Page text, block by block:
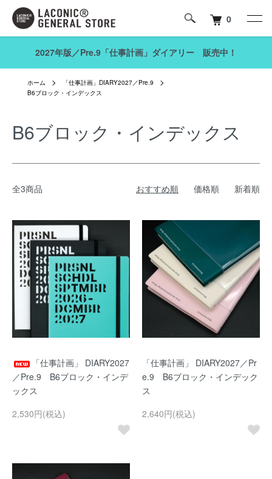
0
2027年版／Pre.9「仕事計画」ダイアリー 販売中！
ホーム
「仕事計画」DIARY2027／Pre.9
B6ブロック・インデックス
B6ブロック・インデックス
全3商品 おすすめ順 価格順 新着順
「仕事計画」 DIARY2027
／Pre.9 B6ブロック・インデ
ックス
2,530円(税込)
「仕事計画」 DIARY2027／Pr
e.9 B6ブロック・インデック
ス
2,640円(税込)